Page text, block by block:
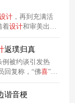
计 ，再到充满活
着设计和审美出圈
这么快，喜茶就又
返璞归真
例被约谈引发热
回复称，“佛喜”茶
包装，饮品内容
谐音梗